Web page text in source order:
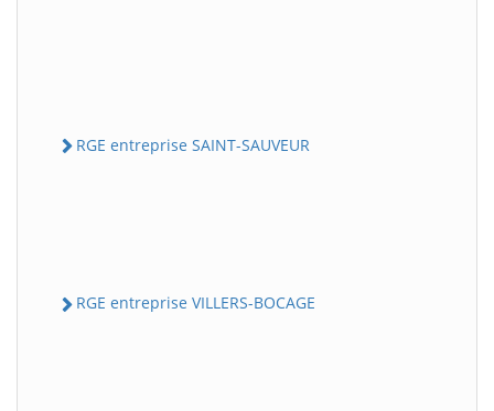
RGE entreprise SAINT-SAUVEUR
RGE entreprise VILLERS-BOCAGE